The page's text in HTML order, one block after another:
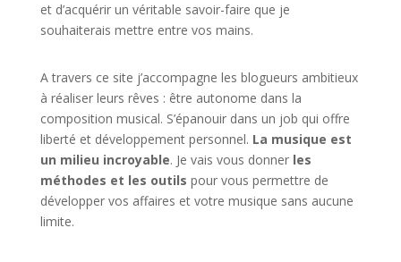
et d’acquérir un véritable savoir-faire que je
souhaiterais mettre entre vos mains.
A travers ce site j’accompagne les blogueurs ambitieux
à réaliser leurs rêves : être autonome dans la
composition musical. S’épanouir dans un job qui offre
liberté et développement personnel. La musique est
un milieu incroyable. Je vais vous donner les
méthodes et les outils pour vous permettre de
développer vos affaires et votre musique sans aucune
limite.